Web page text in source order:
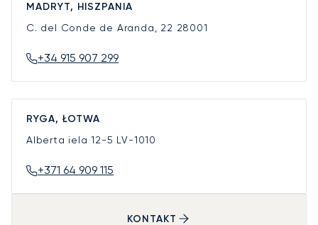
MADRYT, HISZPANIA
C. del Conde de Aranda, 22 28001
+34 915 907 299
RYGA, ŁOTWA
Alberta iela 12-5 LV-1010
+371 64 909 115
KONTAKT